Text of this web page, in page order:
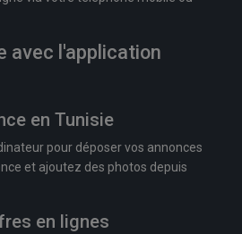
avec l'application
en Tunisie
pour déposer vos annonces
et ajoutez des photos depuis
en lignes